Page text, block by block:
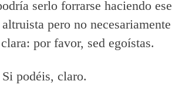
serlo forrarse haciendo ese
pero no necesariamente
por favor, sed egoístas.
podéis, claro.